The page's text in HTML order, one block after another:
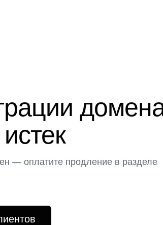
— оплатите продление в разделе